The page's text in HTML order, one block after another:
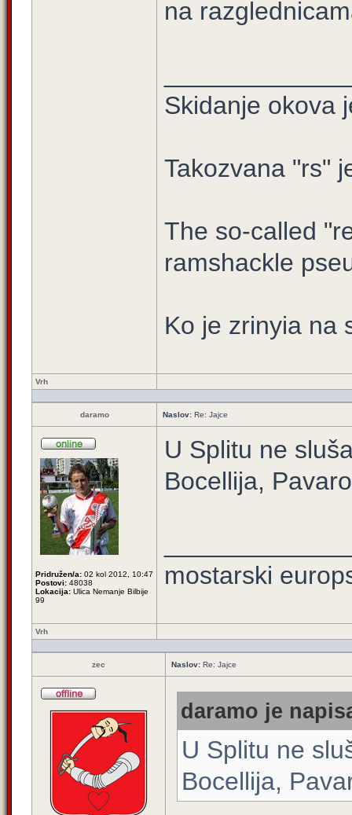
na
Skidanje okova
Takozvana "rs"
The so-called
ramshackle
Ko je zrinyia na
Vrh
daramo Naslov: Re: Jajce
Pridružen/a: 02 kol 2012, 10:47
Postovi: 48038
Lokacija: Ulica Nemanje Bilbije
99
U Splitu ne
Bocellija,
mostarski
Vrh
zec Naslov: Re: Jajce
daramo je
U Splitu ne
Bocellija,